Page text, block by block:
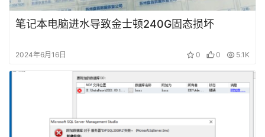
关
于
首
笔记本电脑进水导致金士顿240G固态损坏
2024年6月16日 0 0 5.1K